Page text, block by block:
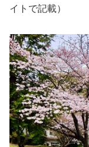
イトで記載）